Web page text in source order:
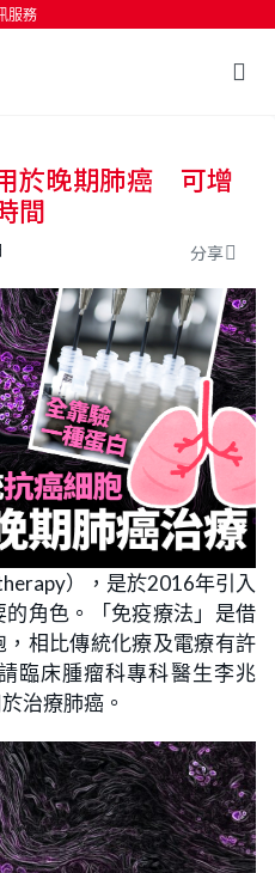
服務
開始搜尋
於晚期肺癌 可增
間
分享
），是於2016年引入
角色。「免疫療法」是借
相比傳統化療及電療有許
臨床腫瘤科專科醫生李兆
治療肺癌。